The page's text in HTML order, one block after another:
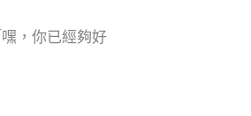
，你已經夠好